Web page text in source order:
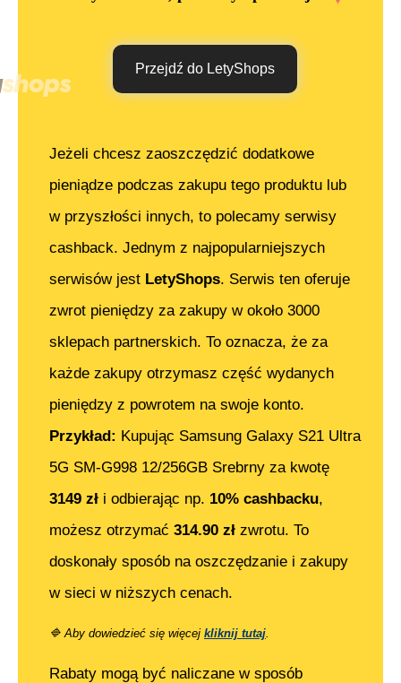
Przejdź do LetyShops
Jeżeli chcesz zaoszczędzić dodatkowe
pieniądze podczas zakupu tego produktu lub
w przyszłości innych, to polecamy serwisy
cashback. Jednym z najpopularniejszych
serwisów jest LetyShops. Serwis ten oferuje
zwrot pieniędzy za zakupy w około 3000
sklepach partnerskich. To oznacza, że za
każde zakupy otrzymasz część wydanych
pieniędzy z powrotem na swoje konto.
Przykład: Kupując Samsung Galaxy S21 Ultra
5G SM-G998 12/256GB Srebrny za kwotę
3149 zł i odbierając np. 10% cashbacku,
możesz otrzymać 314.90 zł zwrotu. To
doskonały sposób na oszczędzanie i zakupy
w sieci w niższych cenach.
🔷 Aby dowiedzieć się więcej kliknij tutaj
Rabaty mogą być naliczane w sposób